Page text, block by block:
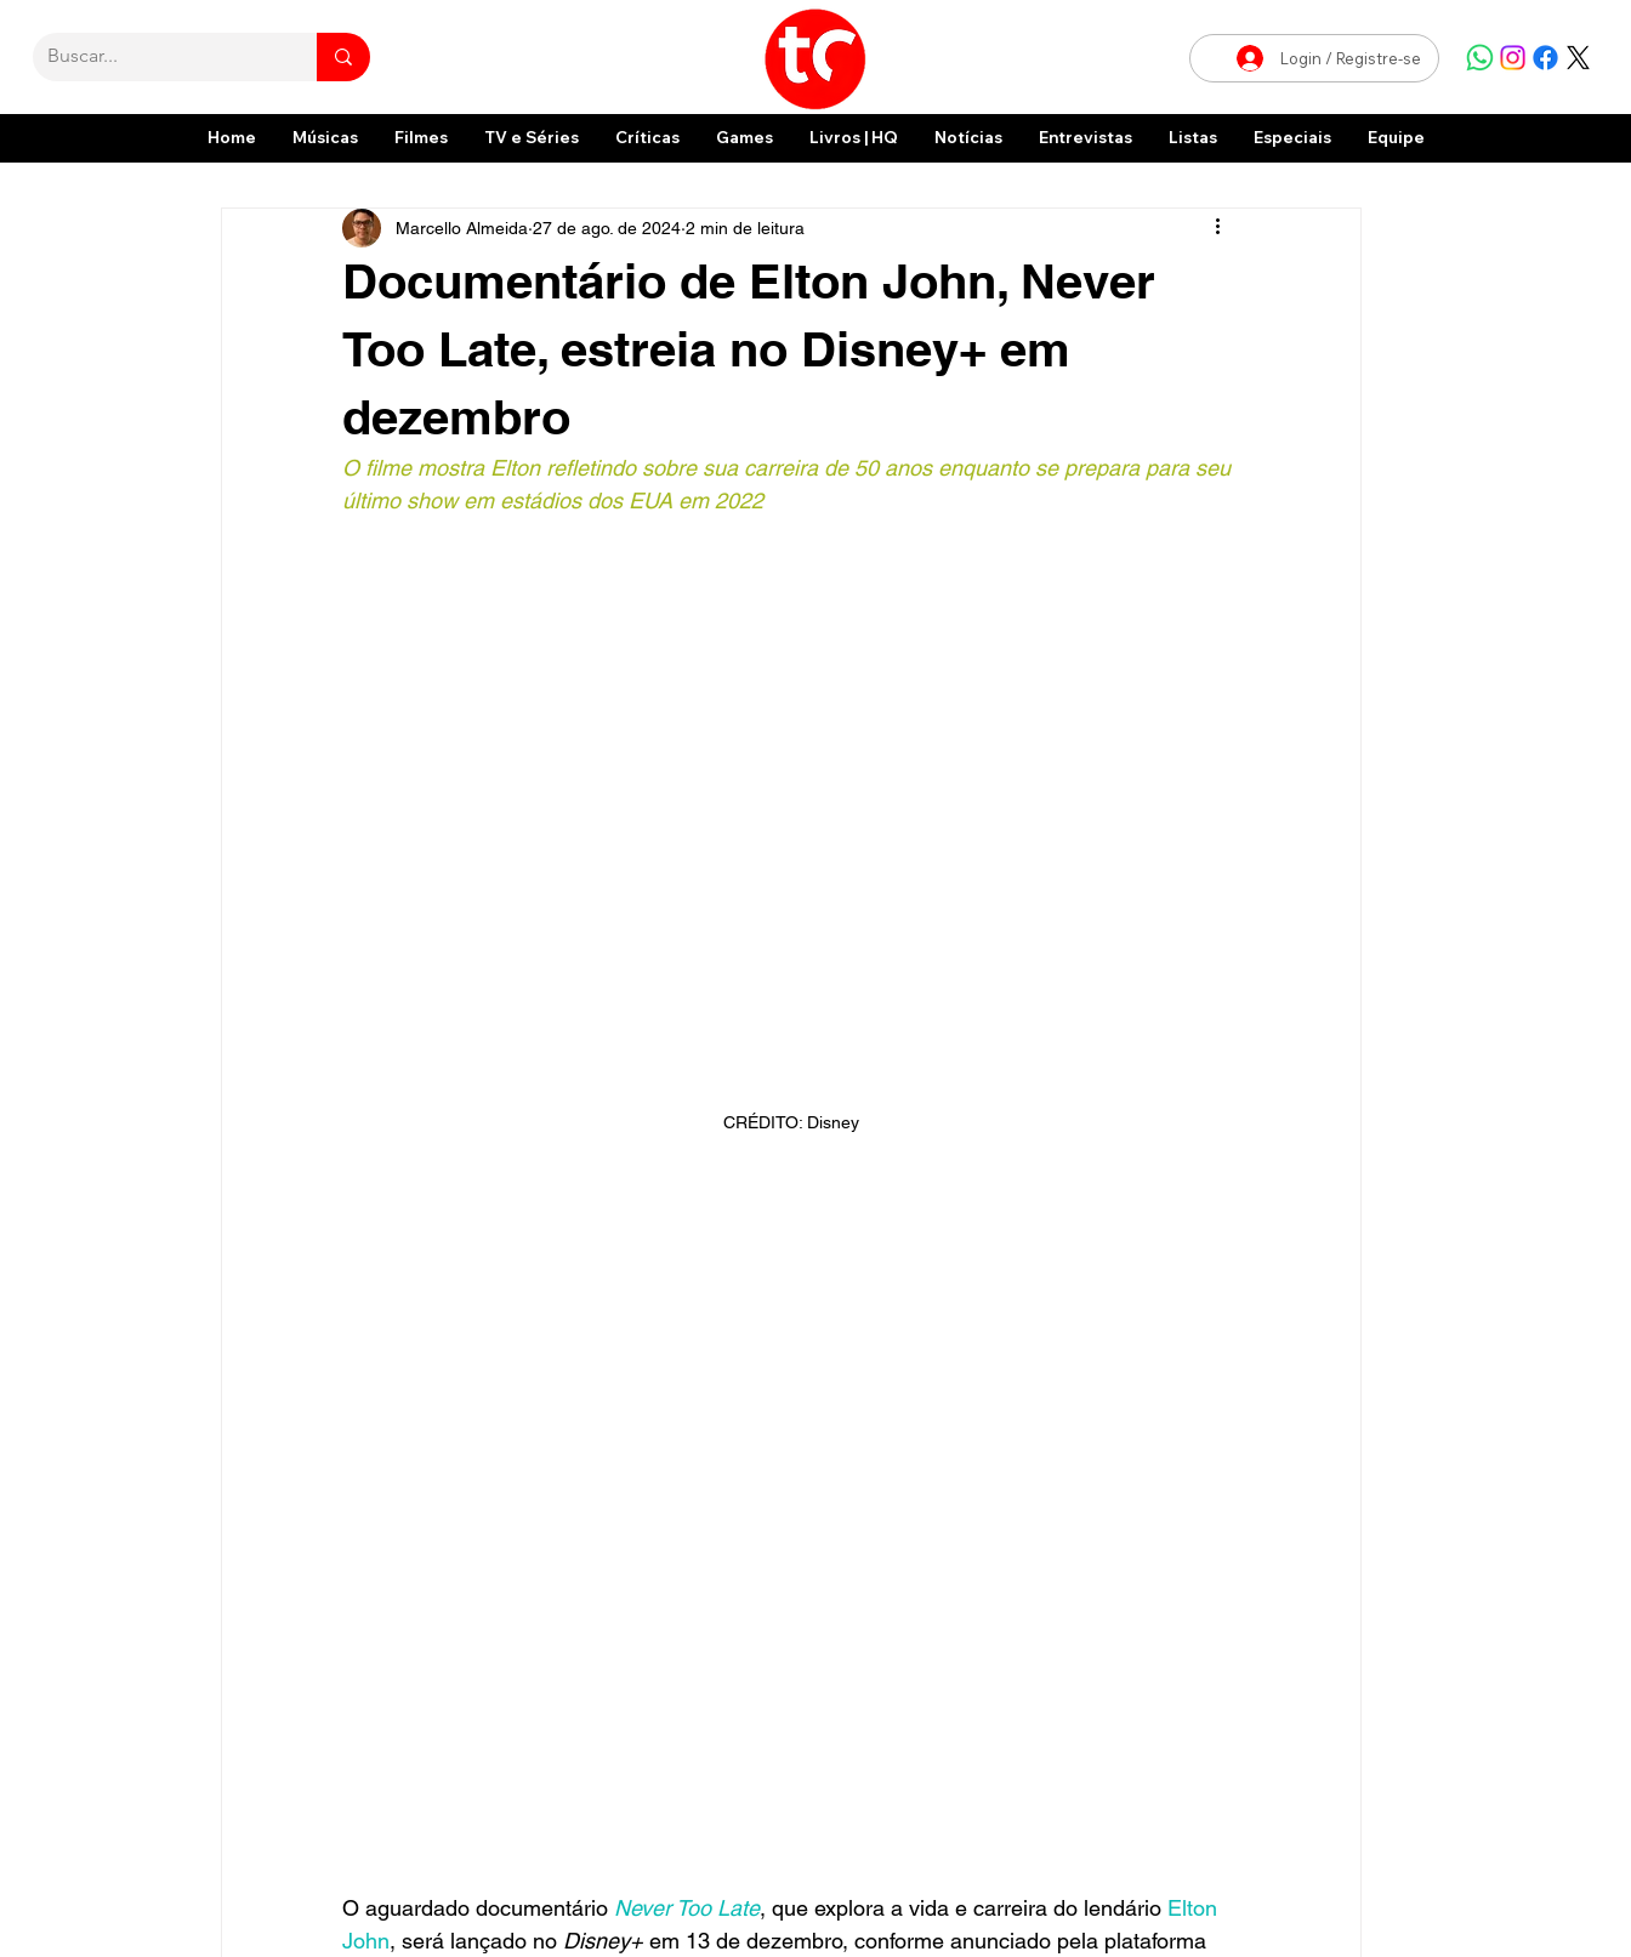
Login / Registre-se
Home Músicas Filmes TV e Séries Críticas Games Livros | HQ Notícias Entrevistas Listas Especiais Equipe
Documentário de Elton John, Never
Too Late, estreia no Disney+ em
dezembro
Marcello Almeida 27 de ago. de 2024 2 min de leitura
O filme mostra Elton refletindo sobre sua carreira de 50 anos enquanto se prepara para seu
último show em estádios dos EUA em 2022
CRÉDITO: Disney
O aguardado documentário Never Too Late, que explora a vida e carreira do lendário Elton
John, será lançado no Disney+ em 13 de dezembro, conforme anunciado pela plataforma